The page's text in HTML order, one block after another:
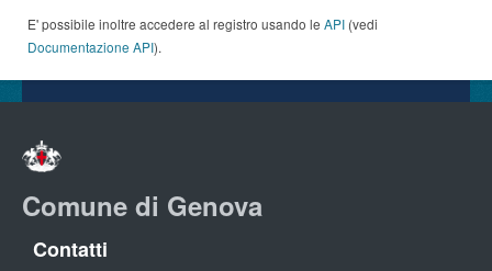
E' possibile inoltre accedere al registro usando le API (vedi
Documentazione API).
Comune di Genova
Contatti